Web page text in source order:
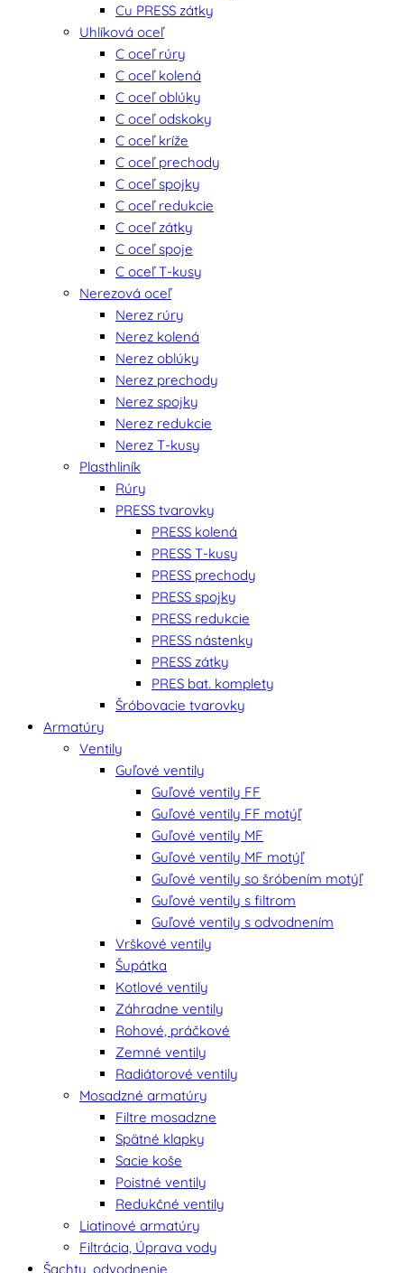
Cu PRESS zátky
Uhlíková oceľ
C oceľ rúry
C oceľ kolená
C oceľ oblúky
C oceľ odskoky
C oceľ kríže
C oceľ prechody
C oceľ spojky
C oceľ redukcie
C oceľ zátky
C oceľ spoje
C oceľ T-kusy
Nerezová oceľ
Nerez rúry
Nerez kolená
Nerez oblúky
Nerez prechody
Nerez spojky
Nerez redukcie
Nerez T-kusy
Plasthliník
Rúry
PRESS tvarovky
PRESS kolená
PRESS T-kusy
PRESS prechody
PRESS spojky
PRESS redukcie
PRESS nástenky
PRESS zátky
PRES bat. komplety
Šróbovacie tvarovky
Armatúry
Ventily
Guľové ventily
Guľové ventily FF
Guľové ventily FF motýľ
Guľové ventily MF
Guľové ventily MF motýľ
Guľové ventily so šróbením motýľ
Guľové ventily s filtrom
Guľové ventily s odvodnením
Vrškové ventily
Šupátka
Kotlové ventily
Záhradne ventily
Rohové, práčkové
Zemné ventily
Radiátorové ventily
Mosadzné armatúry
Filtre mosadzne
Spätné klapky
Sacie koše
Poistné ventily
Redukčné ventily
Liatinové armatúry
Filtrácia, Úprava vody
Šachty, odvodnenie